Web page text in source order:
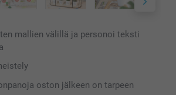
mallien välillä ja personoi teksti
oston jälkeen on tarpeen